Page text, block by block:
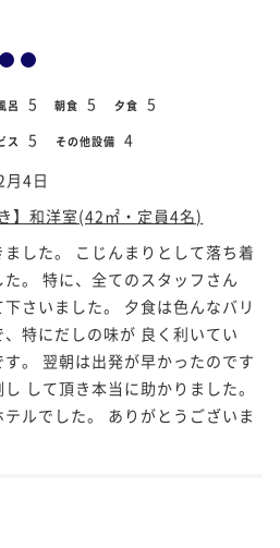
呂 5 朝食 5 夕食 5
ス 5 その他設備 4
4日
】和洋室(42㎡・定員4名)
した。 こじんまりとして落ち着
。 特に、全てのスタッフさん
さいました。 夕食は色んなバリ
特にだしの味が 良く利いてい
。 翌朝は出発が早かったのです
して頂き本当に助かりました。
ルでした。 ありがとうございま